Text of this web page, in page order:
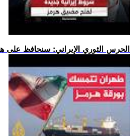
.. الحرس الثوري الإيراني: سنحافظ على